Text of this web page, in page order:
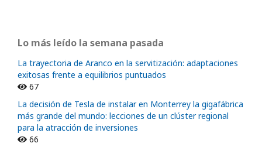
Lo más leído la semana pasada
La trayectoria de Aranco en la servitización: adaptaciones
exitosas frente a equilibrios puntuados
67
La decisión de Tesla de instalar en Monterrey la gigafábrica
más grande del mundo: lecciones de un clúster regional
para la atracción de inversiones
66